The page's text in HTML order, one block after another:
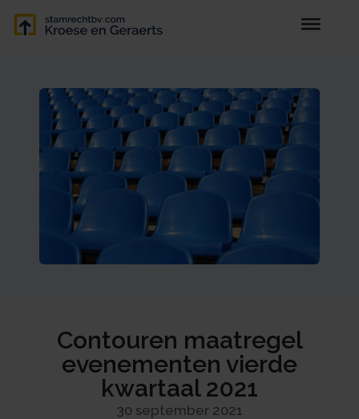
Contouren maatregel
evenementen vierde
kwartaal 2021
30 september 2021